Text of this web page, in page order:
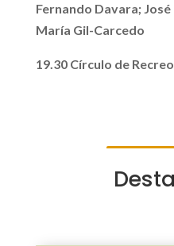
Fernando Davara; José
María Gil-Carcedo
19.30 Círculo de